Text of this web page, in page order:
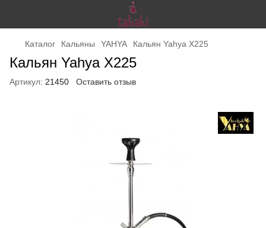
Каталог Кальяны YAHYA Кальян Yahya X225
Кальян Yahya X225
Артикул: 21450 Оставить отзыв